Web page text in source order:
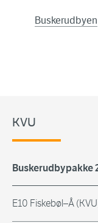
Buskerudbyen
KVU
Buskerudbypakke
E10 Fiskebøl–Å